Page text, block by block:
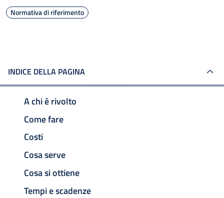
Normativa di riferimento
INDICE DELLA PAGINA
A chi è rivolto
Come fare
Costi
Cosa serve
Cosa si ottiene
Tempi e scadenze